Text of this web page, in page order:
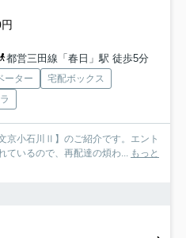
都営三田線「春日」駅 徒歩5分
ーター
宅配ボックス
京小石川Ⅱ】のご紹介です。エント
ているので、再配達の煩わ...
もっと